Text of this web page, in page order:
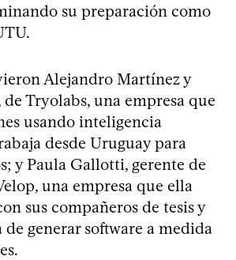
su preparación como
Alejandro Martínez y
Tryolabs, una empresa que
usando inteligencia
desde Uruguay para
y Paula Gallotti, gerente de
una empresa que ella
sus compañeros de tesis y
de generar software a medida